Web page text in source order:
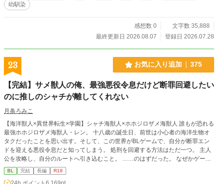
幼馴染
感想数 0
文字数 35,888
最終更新日 2026.08.07
登録日 2026.07.28
23 お気に入り追加 375
【完結】サメ獣人の俺、最強悪役令息だけど断罪回避したい
のに推しのシャチが離してくれない
月条ろみこ
【海洋獣人×異世界転生×学園】シャチ海獣人×ホホジロザメ海獣人 誰もが恐れる
最強ホホジロザメ海獣人・レン。 十八歳の誕生日、前世は小心者の海洋生物オ
タクだったことを思い出す。そして、この世界がBLゲームで、自分が断罪エン
ドを迎える悪役令息だと知ってしまう。 処刑を回避する方法はただ一つ。 主人
公を攻略し、自分のルートへ引き込むこと。 ……のはずだった。 なぜかゲーム
には存在しないはずのシャチの海獣人が現れ、主人公との攻略ルートをことごと
く邪魔してくる。 しかも、その執着の矛先は――なぜか俺!? バトルあり、笑い
BL 完結 長編 R18